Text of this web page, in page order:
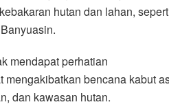
hutan dan lahan,
mendapat perhatian
bencana kabut
dan kawasan hutan.